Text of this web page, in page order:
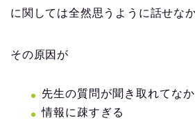
に関しては全然思うように話せな
その原因が
先生の質問が聞き取れてな
情報に疎すぎる